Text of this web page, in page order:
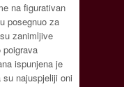
na figurativan
posegnuo za
zanimljive
ispunjena je
najuspjeliji oni